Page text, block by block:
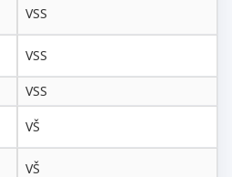
VSS
VSS
VSS
VŠ
VŠ